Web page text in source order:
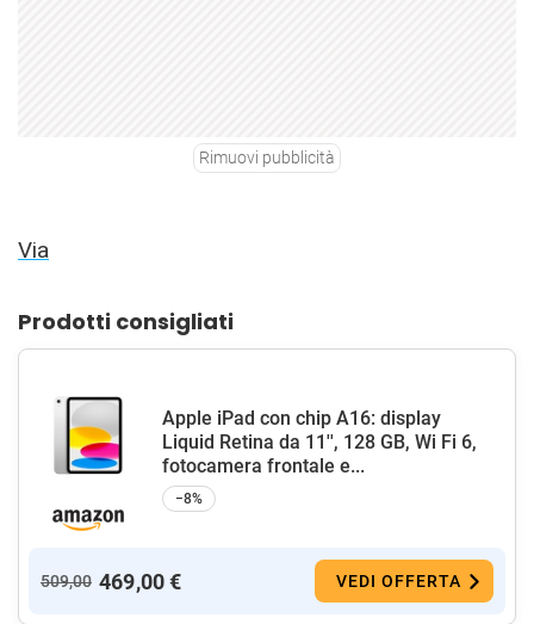
Rimuovi pubblicità
Via
Prodotti consigliati
Apple iPad con chip A16: display
Liquid Retina da 11'', 128 GB, Wi Fi 6,
fotocamera frontale e...
−8%
509,00 469,00 € VEDI OFFERTA